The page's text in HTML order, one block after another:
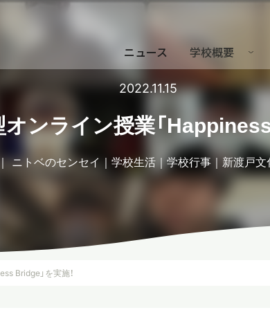
ニュース 学校概要
2022.11.15
ンライン授業「Happiness
ニトベのセンセイ 学校生活 学校行事 新渡戸文
Bridge」を実施！